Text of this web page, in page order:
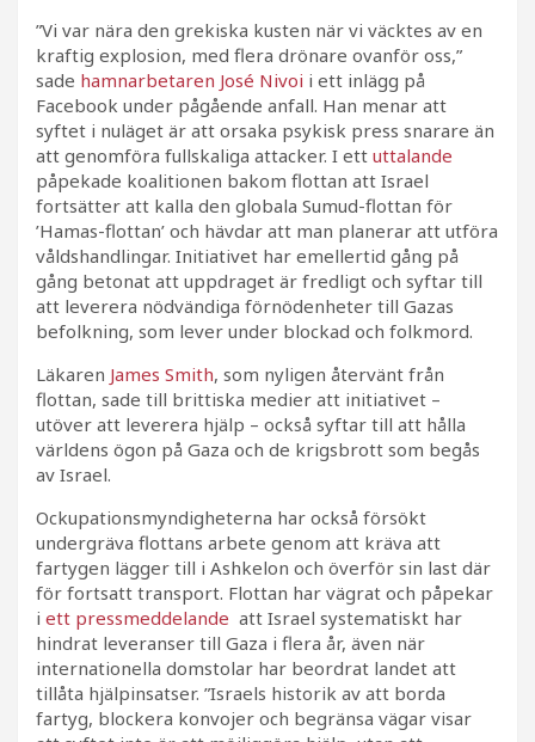
”Vi var nära den grekiska kusten när vi väcktes av en
kraftig explosion, med flera drönare ovanför oss,”
sade hamnarbetaren José Nivoi i ett inlägg på
Facebook under pågående anfall. Han menar att
syftet i nuläget är att orsaka psykisk press snarare än
att genomföra fullskaliga attacker. I ett uttalande
påpekade koalitionen bakom flottan att Israel
fortsätter att kalla den globala Sumud-flottan för
’Hamas-flottan’ och hävdar att man planerar att utföra
våldshandlingar. Initiativet har emellertid gång på
gång betonat att uppdraget är fredligt och syftar till
att leverera nödvändiga förnödenheter till Gazas
befolkning, som lever under blockad och folkmord.
Läkaren James Smith, som nyligen återvänt från
flottan, sade till brittiska medier att initiativet –
utöver att leverera hjälp – också syftar till att hålla
världens ögon på Gaza och de krigsbrott som begås
av Israel.
Ockupationsmyndigheterna har också försökt
undergräva flottans arbete genom att kräva att
fartygen lägger till i Ashkelon och överför sin last där
för fortsatt transport. Flottan har vägrat och påpekar
i ett pressmeddelande att Israel systematiskt har
hindrat leveranser till Gaza i flera år, även när
internationella domstolar har beordrat landet att
tillåta hjälpinsatser. ”Israels historik av att borda
fartyg, blockera konvojer och begränsa vägar visar